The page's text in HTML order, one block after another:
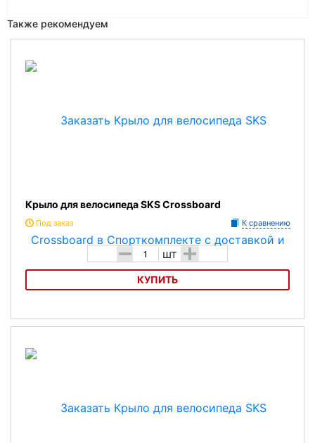
Также рекомендуем
Крыло для велосипеда SKS Crossboard
Под заказ К сравнению
- шт +
КУПИТЬ
Крыло для велосипеда SKS Crossboard